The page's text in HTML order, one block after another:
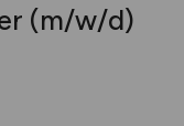
(m/w/d)